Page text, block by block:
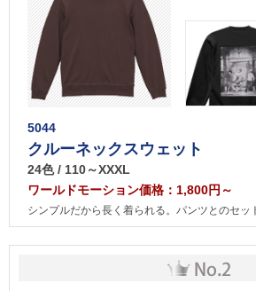
5044
クルーネックスウェット
24色 / 110～XXXL
ワールドモーション価格：1,800円～
シンプルだから長く着られる。パンツとのセッ